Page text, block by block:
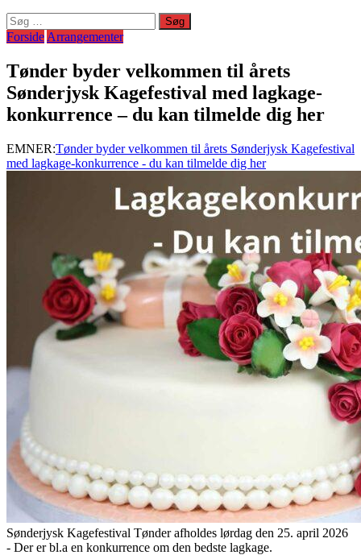
Søg
efter:
Forside Arrangementer
Tønder byder velkommen til årets
Sønderjysk Kagefestival med lagkage-
konkurrence – du kan tilmelde dig her
EMNER:Tønder byder velkommen til årets Sønderjysk Kagefestival
med lagkage-konkurrence - du kan tilmelde dig her
Sønderjysk Kagefestival Tønder afholdes lørdag den 25. april 2026
- Der er bl.a en konkurrence om den bedste lagkage.